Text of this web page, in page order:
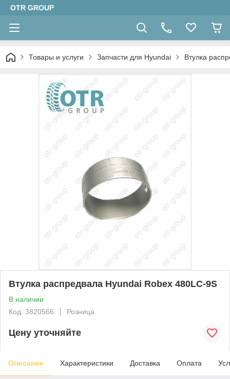
OTR GROUP
Товары и услуги Запчасти для Hyundai Втулка
Втулка распредвала Hyundai Robex 480LC-9S
В наличии
Код: 3820566
Розница
Цену уточняйте
Описание Характеристики Доставка Оплата